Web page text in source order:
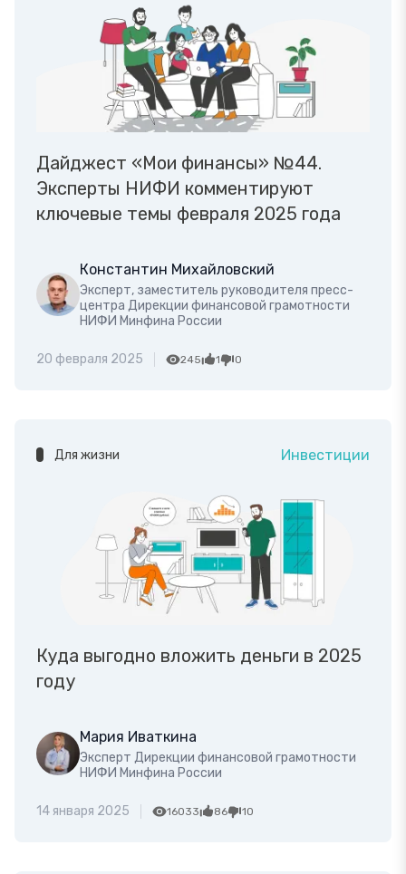
Дайджест «Мои финансы» №44.
Эксперты НИФИ комментируют
ключевые темы февраля 2025 года
Константин Михайловский
Эксперт, заместитель руководителя пресс-
центра Дирекции финансовой грамотности
НИФИ Минфина России
20 февраля 2025 245 1 0
Для жизни Инвестиции
Куда выгодно вложить деньги в 2025
году
Мария Иваткина
Эксперт Дирекции финансовой грамотности
НИФИ Минфина России
14 января 2025 16033 86 10